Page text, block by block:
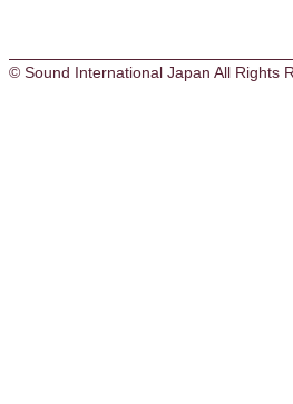
© Sound International Japan All Rights